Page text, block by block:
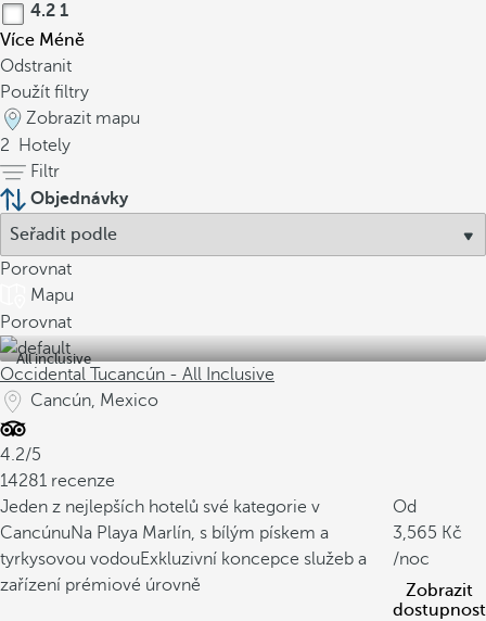
4.2 1
Více Méně
Odstranit
Použít filtry
Zobrazit mapu
2
Hotely
Filtr
Objednávky
Porovnat
Mapu
Porovnat
All inclusive
Occidental Tucancún - All Inclusive
Cancún, Mexico
4.2/5
14281 recenze
Jeden z nejlepších hotelů své kategorie v
CancúnuNa Playa Marlín, s bílým pískem a
tyrkysovou vodouExkluzivní koncepce služeb a
zařízení prémiové úrovně
Od
3,565
/noc
Zobrazit
dostupnost